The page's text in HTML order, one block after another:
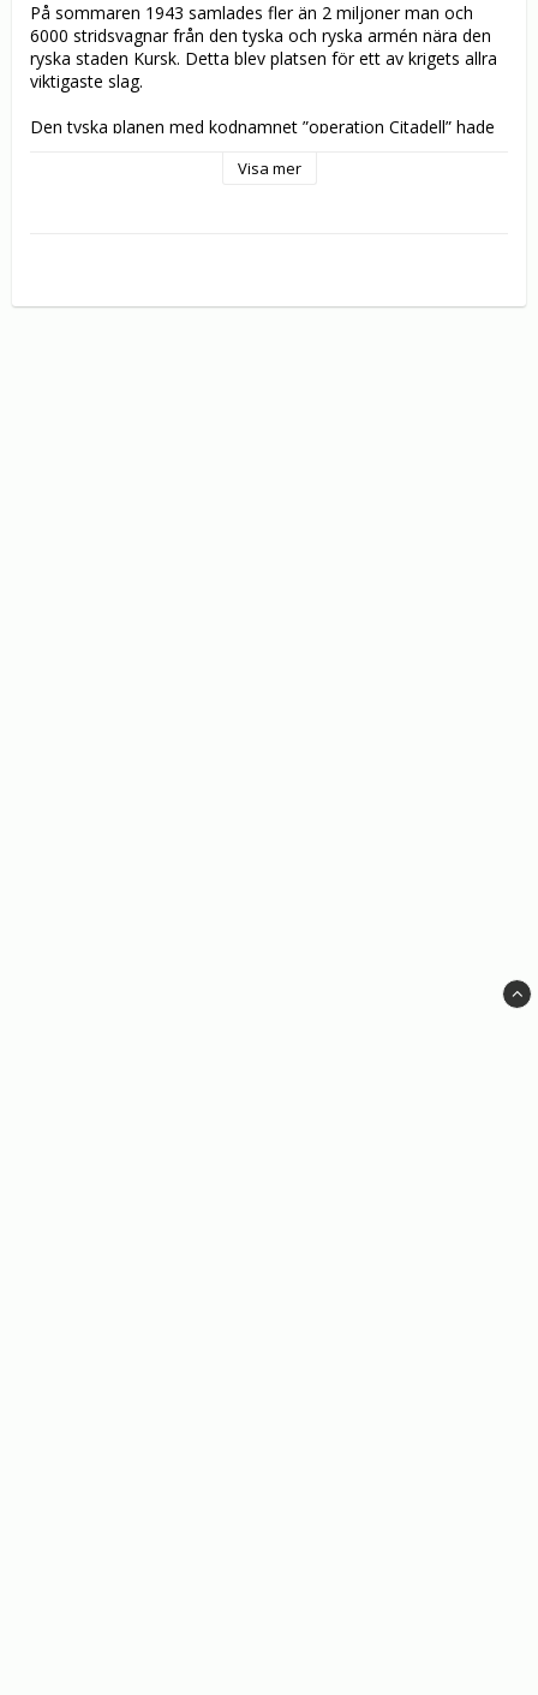
På sommaren 1943 samlades fler än 2 miljoner man och
6000 stridsvagnar från den tyska och ryska armén nära den
ryska staden Kursk. Detta blev platsen för ett av krigets allra
viktigaste slag.
Den tyska planen med kodnamnet ”operation Citadell” hade
den så kallade Kurskbågen. Men ryssarna hade lärt sig
Visa mer